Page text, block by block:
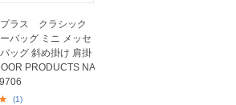
ラス クラシック
バッグ ミニ メッセ
ッグ 斜め掛け 肩掛
PRODUCTS NA
(1)